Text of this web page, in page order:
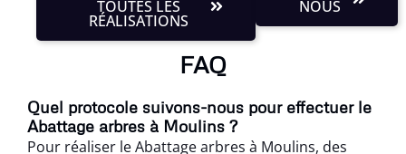
TOUTES LES
RÉALISATIONS
NOUS
FAQ
Quel protocole suivons-nous pour effectuer le
Abattage arbres à Moulins ?
Pour réaliser le Abattage arbres à Moulins, des